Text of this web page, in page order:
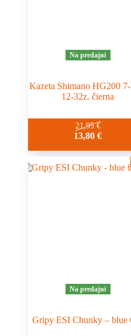
Na predajni
Kazeta Shimano HG200
12-32z. čierna
21,95€
13,80€
Na predajni
Gripy ESI Chunky – blue